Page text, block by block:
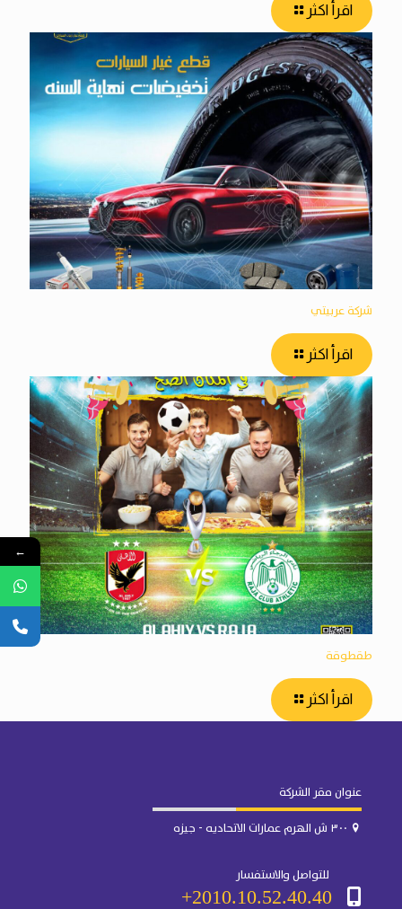
اقرأ اكثر
شركة عربيتي
اقرأ اكثر
طقطوقة
اقرأ اكثر
عنوان مقر الشركة
للتواصل والاستفسار
2010.10.52.40.40+
←